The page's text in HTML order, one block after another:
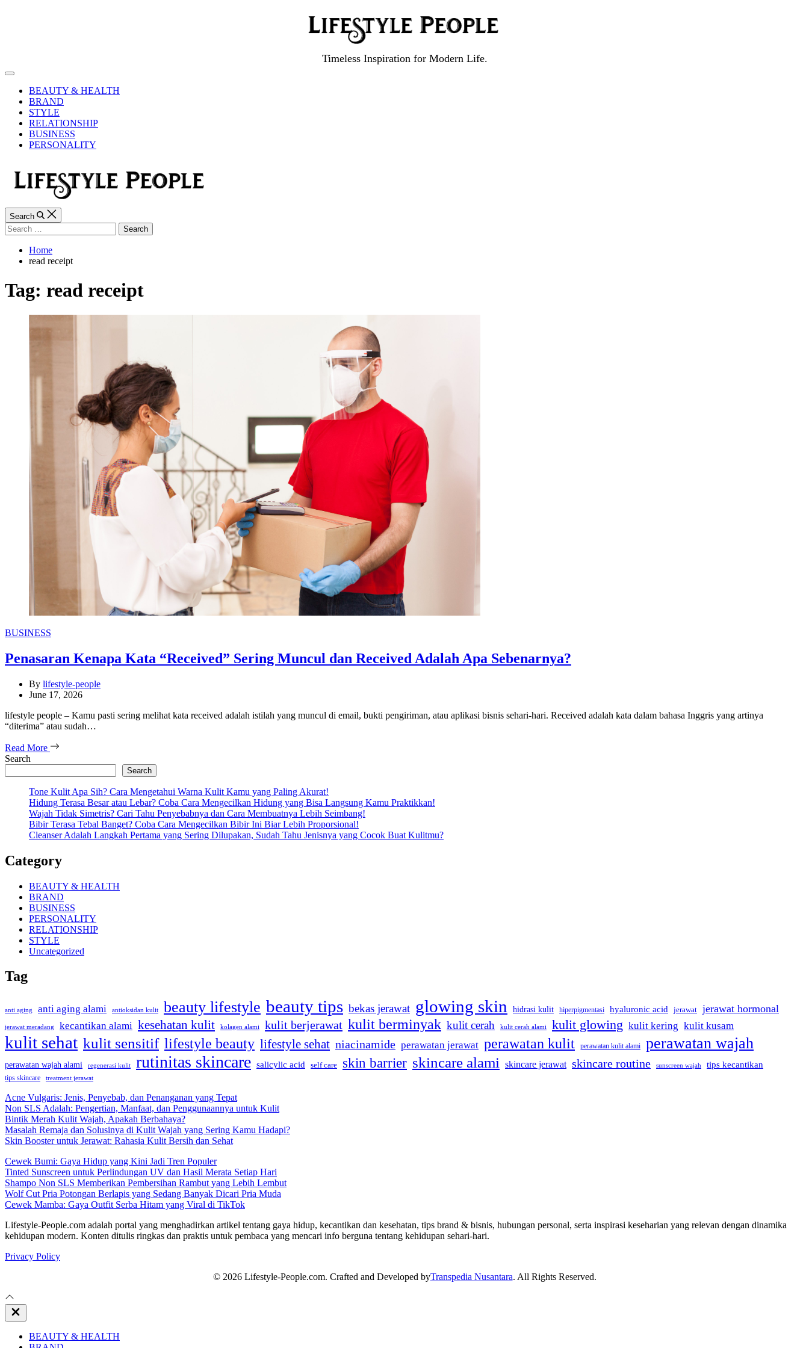
Timeless Inspiration for Modern Life.
Off
CanvasBEAUTY & HEALTH
BRAND
STYLE
RELATIONSHIP
BUSINESS
PERSONALITY
Search
Search
for:
Home
read receipt
Tag: read receipt
Categories
BUSINESS
Penasaran Kenapa Kata “Received” Sering Muncul dan Received Adalah Apa Sebenarnya?
By lifestyle-people
June 17, 2026
lifestyle people – Kamu pasti sering melihat kata received adalah istilah yang muncul di email, bukti pengiriman, atau aplikasi bisnis sehari-hari. Received adalah kata dalam bahasa Inggris yang artinya
“diterima” atau sudah…
Read More
Search
Search
Tone Kulit Apa Sih? Cara Mengetahui Warna Kulit Kamu yang Paling Akurat!
Hidung Terasa Besar atau Lebar? Coba Cara Mengecilkan Hidung yang Bisa Langsung Kamu Praktikkan!
Wajah Tidak Simetris? Cari Tahu Penyebabnya dan Cara Membuatnya Lebih Seimbang!
Bibir Terasa Tebal Banget? Coba Cara Mengecilkan Bibir Ini Biar Lebih Proporsional!
Cleanser Adalah Langkah Pertama yang Sering Dilupakan, Sudah Tahu Jenisnya yang Cocok Buat Kulitmu?
Category
BEAUTY & HEALTH
BRAND
BUSINESS
PERSONALITY
RELATIONSHIP
STYLE
Uncategorized
Tag
anti aging anti aging alami antioksidan kulit beauty lifestyle beauty tips bekas jerawat glowing skin hidrasi kulit hiperpigmentasi hyaluronic acid jerawat jerawat hormonal
jerawat meradang kecantikan alami kesehatan kulit kolagen alami kulit berjerawat kulit berminyak kulit cerah kulit cerah alami kulit glowing kulit kering kulit kusam
kulit sehat kulit sensitif lifestyle beauty lifestyle sehat niacinamide perawatan jerawat perawatan kulit perawatan kulit alami perawatan wajah
perawatan wajah alami regenerasi kulit rutinitas skincare salicylic acid self care skin barrier skincare alami skincare jerawat skincare routine sunscreen wajah tips kecantikan
tips skincare treatment jerawat
Acne Vulgaris: Jenis, Penyebab, dan Penanganan yang Tepat
Non SLS Adalah: Pengertian, Manfaat, dan Penggunaannya untuk Kulit
Bintik Merah Kulit Wajah, Apakah Berbahaya?
Masalah Remaja dan Solusinya di Kulit Wajah yang Sering Kamu Hadapi?
Skin Booster untuk Jerawat: Rahasia Kulit Bersih dan Sehat
Cewek Bumi: Gaya Hidup yang Kini Jadi Tren Populer
Tinted Sunscreen untuk Perlindungan UV dan Hasil Merata Setiap Hari
Shampo Non SLS Memberikan Pembersihan Rambut yang Lebih Lembut
Wolf Cut Pria Potongan Berlapis yang Sedang Banyak Dicari Pria Muda
Cewek Mamba: Gaya Outfit Serba Hitam yang Viral di TikTok
Lifestyle-People.com adalah portal yang menghadirkan artikel tentang gaya hidup, kecantikan dan kesehatan, tips brand & bisnis, hubungan personal, serta inspirasi keseharian yang relevan dengan dinamika
kehidupan modern. Konten ditulis ringkas dan praktis untuk pembaca yang mencari info berguna tentang kehidupan sehari-hari.
Privacy Policy
© 2026 Lifestyle-People.com. Crafted and Developed byTranspedia Nusantara. All Rights Reserved.
Close
Off
BEAUTY & HEALTH